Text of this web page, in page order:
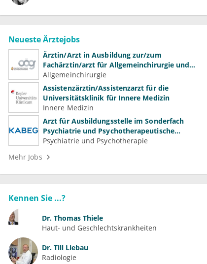
Neueste Ärztejobs
Ärztin/Arzt in Ausbildung zur/zum
Fachärztin/arzt für Allgemeinchirurgie und
Gefäßchirurgie
Allgemeinchirurgie
Assistenzärztin/Assistenzarzt für die
Universitätsklinik für Innere Medizin
Innere Medizin
Arzt für Ausbildungsstelle im Sonderfach
Psychiatrie und Psychotherapeutische
Medizin (m/w/d)
Psychiatrie und Psychotherapie
Mehr Jobs
Kennen Sie ...?
Dr. Thomas Thiele
Haut- und Geschlechtskrankheiten
Dr. Till Liebau
Radiologie